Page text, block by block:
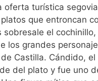
turística
que entroncan
el
los grandes
Castilla. Cándido,
del plato y fue uno